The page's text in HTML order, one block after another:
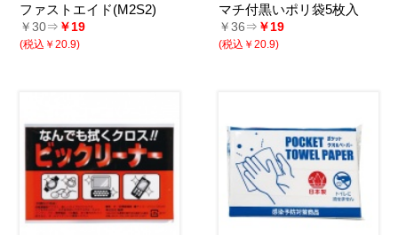
ファストエイド(M2S2)
￥30⇒ ￥19
(税込￥20.9)
マチ付黒いポリ袋5枚入
￥36⇒ ￥19
(税込￥20.9)